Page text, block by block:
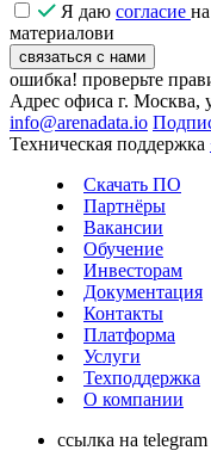
Я даю согласие
материалови
связаться с нами
ошибка! проверьте
Адрес офиса г. Москва,
info@arenadata.io
Техническая поддержка
Скачать ПО
Партнёры
Вакансии
Обучение
Инвесторам
Документация
Контакты
Платформа
Услуги
Техподдержка
О компании
ссылка на telegram